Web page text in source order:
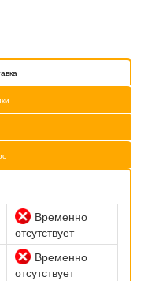
Временно
отсутствует
Временно
отсутствует